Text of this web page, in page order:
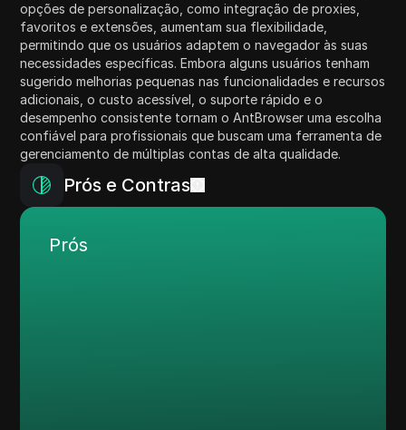
opções de personalização, como integração de proxies,
favoritos e extensões, aumentam sua flexibilidade,
permitindo que os usuários adaptem o navegador às suas
necessidades específicas. Embora alguns usuários tenham
sugerido melhorias pequenas nas funcionalidades e recursos
adicionais, o custo acessível, o suporte rápido e o
desempenho consistente tornam o AntBrowser uma escolha
confiável para profissionais que buscam uma ferramenta de
gerenciamento de múltiplas contas de alta qualidade.
Prós e Contras
Prós